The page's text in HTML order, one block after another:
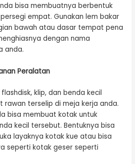
bisa membuatnya berbentuk
empat. Gunakan lem bakar
bawah atau dasar tempat pena
dengan nama
anda.
Peralatan
klip, dan benda kecil
rawan terselip di meja kerja anda.
bisa membuat kotak untuk
kecil tersebut. Bentuknya bisa
layaknya kotak kue atau bisa
seperti kotak geser seperti